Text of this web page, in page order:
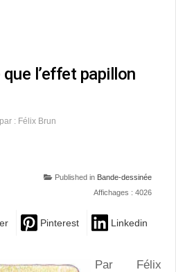
l’effet papillon
: Félix Brun
Published in Bande-dessinée
Affichages : 4026
Pinterest Linkedin
Par Félix